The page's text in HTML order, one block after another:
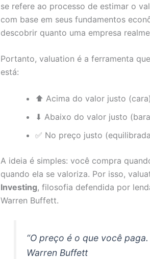
se refere ao processo de estimar o
com base em seus fundamentos
descobrir quanto uma empresa
Portanto, valuation é a ferramenta
está:
⬆ Acima do valor justo
⬇ Abaixo do valor justo
✅ No preço justo
A ideia é simples: você compra
quando ela se valoriza. Por isso,
Investing, filosofia defendida por
Warren Buffett.
“O preço é o que você
Warren Buffett